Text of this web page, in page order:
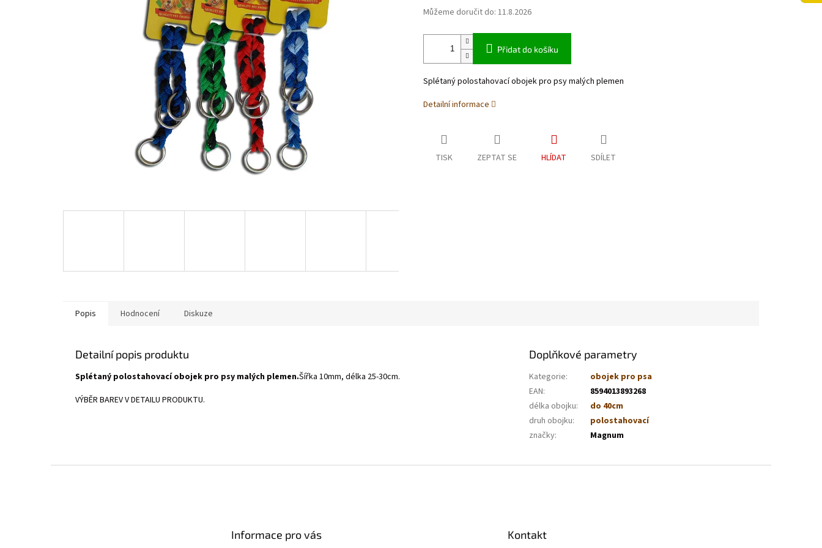
Můžeme doručit do: 11.8.2026
Přidat do košíku
Splétaný polostahovací obojek pro psy malých plemen
Detailní informace
TISK ZEPTAT SE HLÍDAT SDÍLET
Popis Hodnocení Diskuze
Detailní popis produktu
Splétaný polostahovací obojek pro psy malých plemen.Šířka 10mm, délka 25-30cm.
VÝBĚR BAREV V DETAILU PRODUKTU.
Doplňkové parametry
Kategorie:
obojek pro psa
EAN:
8594013893268
délka obojku:
do 40cm
druh obojku:
polostahovací
značky: Magnum
Informace pro vás Kontakt